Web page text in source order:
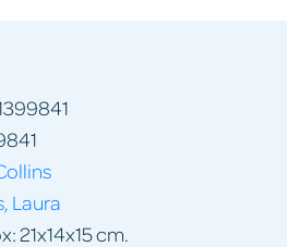
Laura
21x14x15 cm.